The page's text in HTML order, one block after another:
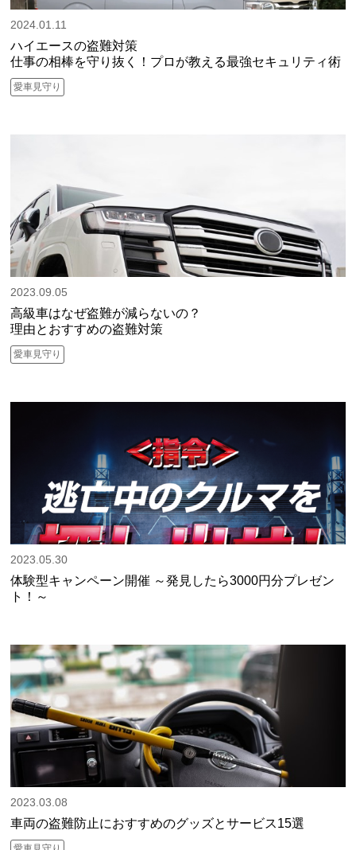
2024.01.11
ハイエースの盗難対策
仕事の相棒を守り抜く！プロが教える最強セキュリティ術
愛車見守り
2023.09.05
高級車はなぜ盗難が減らないの？
理由とおすすめの盗難対策
愛車見守り
2023.05.30
体験型キャンペーン開催 ～発見したら3000円分プレゼン
ト！～
2023.03.08
車両の盗難防止におすすめのグッズとサービス15選